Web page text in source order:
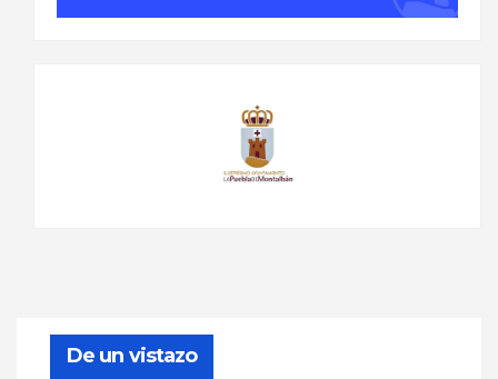
De un vistazo